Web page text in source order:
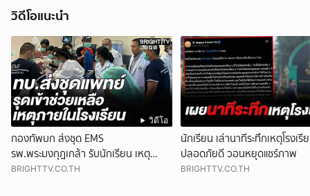
วิดีโอแนะนำ
วิดีโอ
กองทัพบก ส่งชุด EMS
รพ.พระมงกุฎเกล้า รับนักเรียน เหตุ
โรงเรียน จ.นนทบุรี เร่งผ่าตัด
BRIGHTTV.CO.TH
นักเรียน เล่านาทีระทึกเหตุโรงเรี
ปลอดภัยดี วอนหยุดแชร์ภาพ
BRIGHTTV.CO.TH